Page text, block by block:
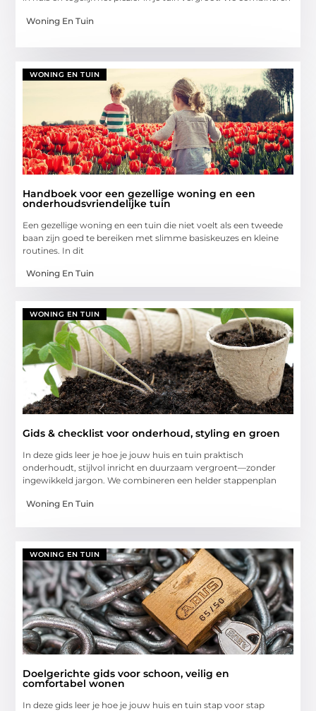
Woning En Tuin
WONING EN TUIN
Handboek voor een gezellige woning en een
onderhoudsvriendelijke tuin
Een gezellige woning en een tuin die niet voelt als een tweede
baan zijn goed te bereiken met slimme basiskeuzes en kleine
routines. In dit
Woning En Tuin
WONING EN TUIN
Gids & checklist voor onderhoud, styling en groen
In deze gids leer je hoe je jouw huis en tuin praktisch
onderhoudt, stijlvol inricht en duurzaam vergroent—zonder
ingewikkeld jargon. We combineren een helder stappenplan
Woning En Tuin
WONING EN TUIN
Doelgerichte gids voor schoon, veilig en
comfortabel wonen
In deze gids leer je hoe je jouw huis en tuin stap voor stap